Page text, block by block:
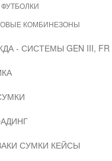
КОМБИНЕЗОНЫ
- СИСТЕМЫ GEN III, FR
СУМКИ КЕЙСЫ